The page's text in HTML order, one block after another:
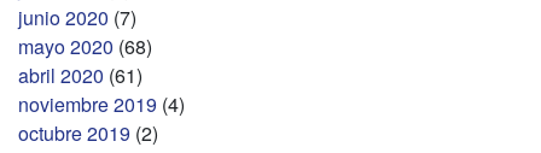
junio 2020 (7)
mayo 2020 (68)
abril 2020 (61)
noviembre 2019 (4)
octubre 2019 (2)